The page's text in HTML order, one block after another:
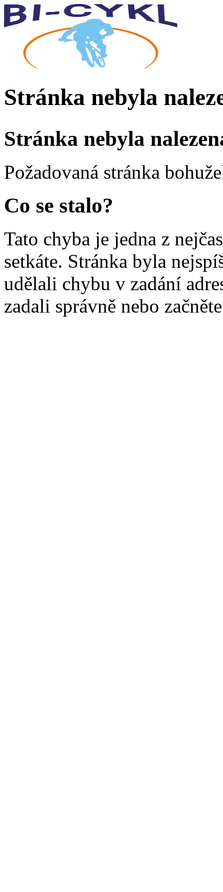
Stránka nebyla
Stránka nebyla
Požadovaná stránka
Co se stalo?
Tato chyba je jedna z
setkáte. Stránka byla
udělali chybu v zadání
zadali správně nebo